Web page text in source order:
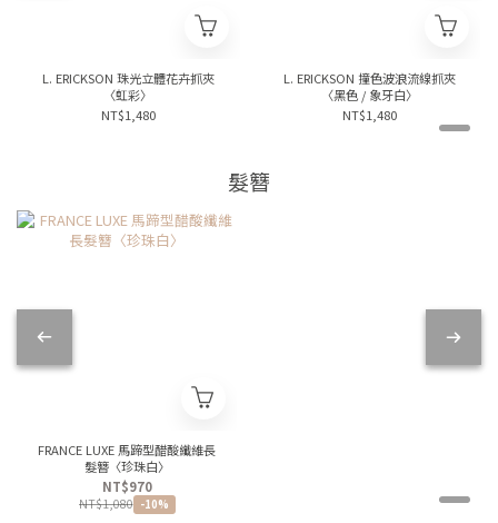
L. ERICKSON 珠光立體花卉抓夾
〈虹彩〉
NT$1,480
L. ERICKSON 撞色波浪流線抓夾
〈黑色 / 象牙白〉
NT$1,480
髮簪
FRANCE LUXE 馬蹄型醋酸纖維長
髮簪〈珍珠白〉
NT$970
NT$1,080 -10%